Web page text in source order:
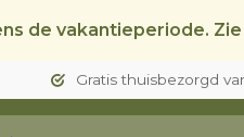
de vakantieperiode.
Gratis thuisbezorgd